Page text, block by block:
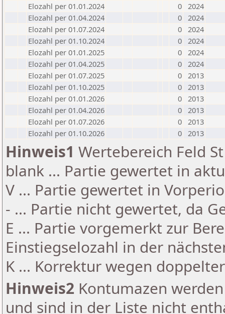
Elozahl per 01.01.2024
0 2024
Elozahl per 01.04.2024
0 2024
Elozahl per 01.07.2024
0 2024
Elozahl per 01.10.2024
0 2024
Elozahl per 01.01.2025
0 2024
Elozahl per 01.04.2025
0 2024
Elozahl per 01.07.2025
0 2013
Elozahl per 01.10.2025
0 2013
Elozahl per 01.01.2026
0 2013
Elozahl per 01.04.2026
0 2013
Elozahl per 01.07.2026
0 2013
Elozahl per 01.10.2026
0 2013
Hinweis1 Wertebereich Feld
blank ... Partie gewertet in
V ... Partie gewertet in
- ... Partie nicht gewertet, da
E ... Partie vorgemerkt zur
Einstiegselozahl in der
K ... Korrektur wegen
Hinweis2 Kontumazen
und sind in der Liste nicht